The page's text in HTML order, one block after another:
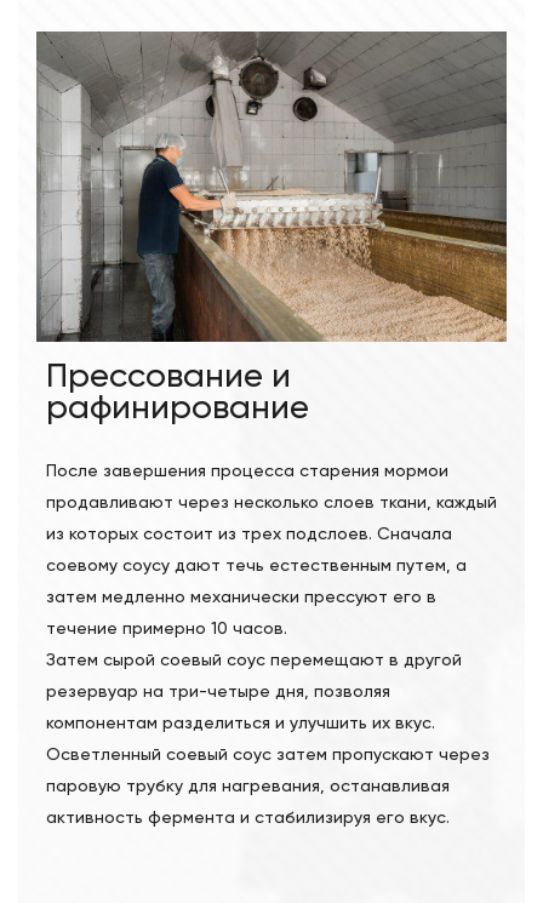
Прессование и
рафинирование
После завершения процесса старения мормои
продавливают через несколько слоев ткани, каждый
из которых состоит из трех подслоев. Сначала
соевому соусу дают течь естественным путем, а
затем медленно механически прессуют его в
течение примерно 10 часов.
Затем сырой соевый соус перемещают в другой
резервуар на три-четыре дня, позволяя
компонентам разделиться и улучшить их вкус.
Осветленный соевый соус затем пропускают через
паровую трубку для нагревания, останавливая
активность фермента и стабилизируя его вкус.